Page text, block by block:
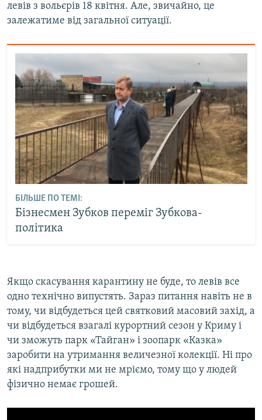
левів з вольєрів 18 квітня. Але, звичайно, це
залежатиме від загальної ситуації.
БІЛЬШЕ ПО ТЕМІ:
Бізнесмен Зубков переміг Зубкова-
політика
Якщо скасування карантину не буде, то левів все
одно технічно випустять. Зараз питання навіть не в
тому, чи відбудеться цей святковий масовий захід, а
чи відбудеться взагалі курортний сезон у Криму і
чи зможуть парк «Тайган» і зоопарк «Казка»
заробити на утримання величезної колекції. Ні про
які надприбутки ми не мріємо, тому що у людей
фізично немає грошей.